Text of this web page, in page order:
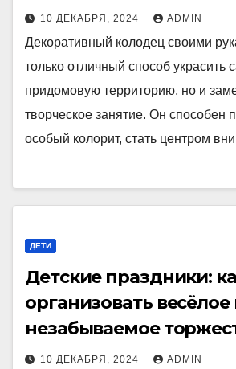
10 ДЕКАБРЯ, 2024 ADMIN
Декоративный колодец своими
только отличный способ украсить
придомовую территорию, но и
творческое занятие. Он способен
особый колорит, стать центром
ДЕТИ
Детские праздники:
организовать весёлое
незабываемое
10 ДЕКАБРЯ, 2024 ADMIN